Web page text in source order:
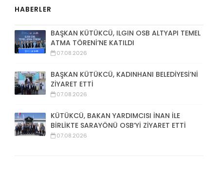
HABERLER
BAŞKAN KÜTÜKCÜ, ILGIN OSB ALTYAPI TEMEL
ATMA TÖRENİ’NE KATILDI
07.08.2026
BAŞKAN KÜTÜKCÜ, KADINHANI BELEDİYESİ’Nİ
ZİYARET ETTİ
07.08.2026
KÜTÜKCÜ, BAKAN YARDIMCISI İNAN İLE
BİRLİKTE SARAYÖNÜ OSB’Yİ ZİYARET ETTİ
07.08.2026